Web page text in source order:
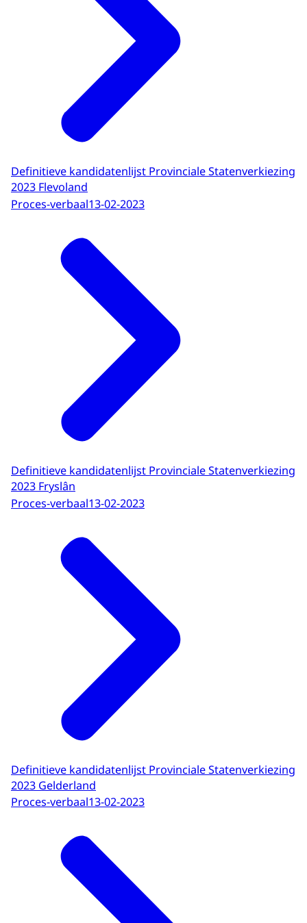
Definitieve kandidatenlijst Provinciale Statenverkiezing
2023 Flevoland
Proces-verbaal13-02-2023
Definitieve kandidatenlijst Provinciale Statenverkiezing
2023 Fryslân
Proces-verbaal13-02-2023
Definitieve kandidatenlijst Provinciale Statenverkiezing
2023 Gelderland
Proces-verbaal13-02-2023